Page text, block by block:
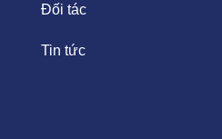
Đối tác
Tin tức